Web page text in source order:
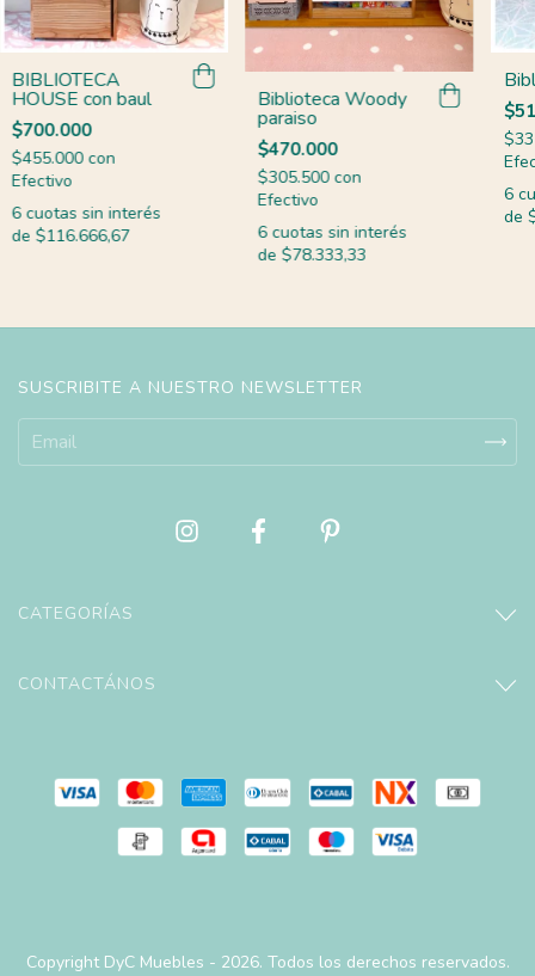
BIBLIOTECA
HOUSE con baul
$700.000
$455.000 con
Efectivo
6 cuotas sin interés
de $116.666,67
Biblioteca Woody
paraiso
$470.000
$305.500 con
Efectivo
6 cuotas sin interés
de $78.333,33
6
de
SUSCRIBITE A NUESTRO NEWSLETTER
CATEGORÍAS
CONTACTÁNOS
Copyright DyC Muebles - 2026. Todos los derechos reservados.